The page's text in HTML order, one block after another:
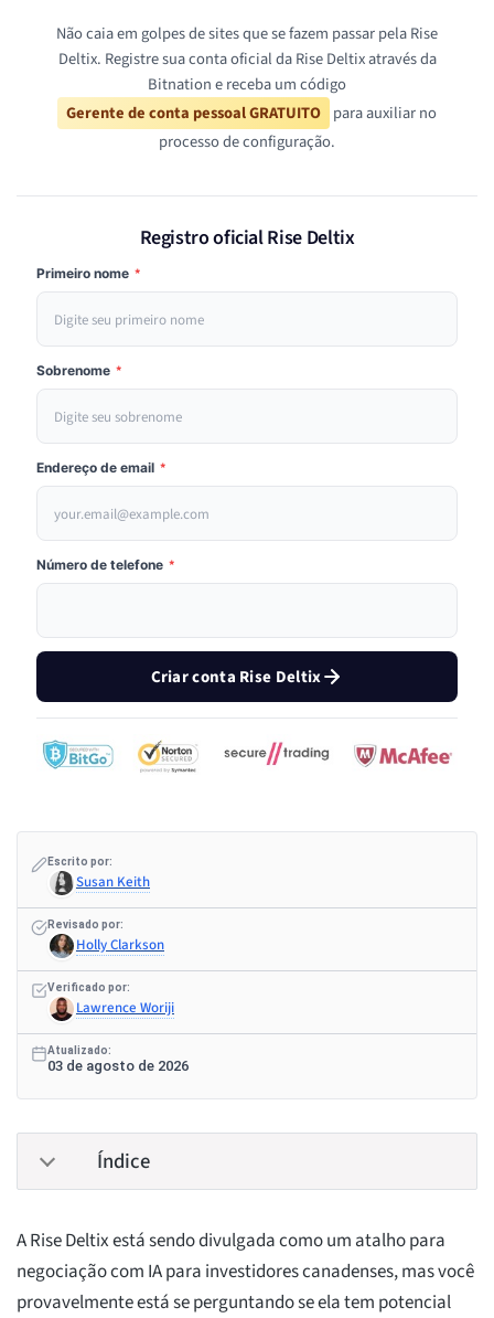
Não caia em golpes de sites que se fazem passar pela Rise
Deltix. Registre sua conta oficial da Rise Deltix através da
Bitnation e receba um código
Gerente de conta pessoal GRATUITO para auxiliar no
processo de configuração.
Registro oficial Rise Deltix
Primeiro nome *
Sobrenome *
Endereço de email *
Número de telefone *
Criar conta Rise Deltix
Escrito por:
Susan Keith
Revisado por:
Holly Clarkson
Verificado por:
Lawrence Woriji
Atualizado:
03 de agosto de 2026
Índice
A Rise Deltix está sendo divulgada como um atalho para
negociação com IA para investidores canadenses, mas você
provavelmente está se perguntando se ela tem potencial